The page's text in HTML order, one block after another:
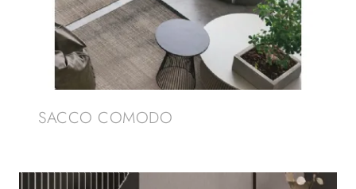
SACCO COMODO